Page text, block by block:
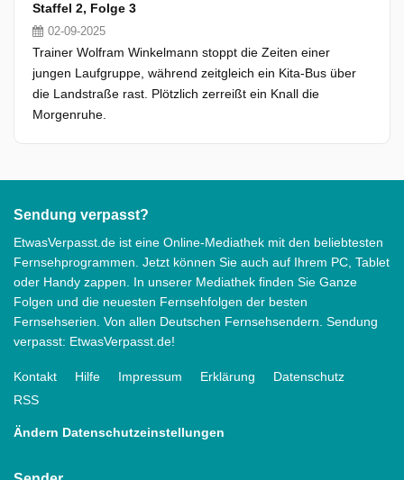
Staffel 2, Folge 3
02-09-2025
Trainer Wolfram Winkelmann stoppt die Zeiten einer
jungen Laufgruppe, während zeitgleich ein Kita-Bus über
die Landstraße rast. Plötzlich zerreißt ein Knall die
Morgenruhe.
Sendung verpasst?
EtwasVerpasst.de ist eine Online-Mediathek mit den beliebtesten
Fernsehprogrammen. Jetzt können Sie auch auf Ihrem PC, Tablet
oder Handy zappen. In unserer Mediathek finden Sie Ganze
Folgen und die neuesten Fernsehfolgen der besten
Fernsehserien. Von allen Deutschen Fernsehsendern. Sendung
verpasst: EtwasVerpasst.de!
Kontakt Hilfe Impressum Erklärung
Datenschutz
RSS
Ändern Datenschutzeinstellungen